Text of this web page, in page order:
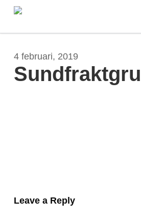
Skip
main
4 februari, 2019
Leave a Reply